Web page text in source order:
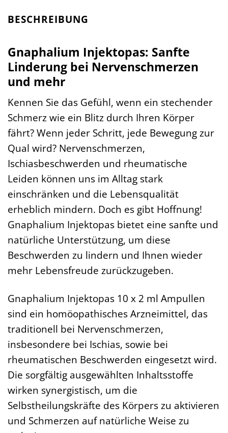
BESCHREIBUNG
Gnaphalium Injektopas: Sanfte
Linderung bei Nervenschmerzen
und mehr
Kennen Sie das Gefühl, wenn ein stechender
Schmerz wie ein Blitz durch Ihren Körper
fährt? Wenn jeder Schritt, jede Bewegung zur
Qual wird? Nervenschmerzen,
Ischiasbeschwerden und rheumatische
Leiden können uns im Alltag stark
einschränken und die Lebensqualität
erheblich mindern. Doch es gibt Hoffnung!
Gnaphalium Injektopas bietet eine sanfte und
natürliche Unterstützung, um diese
Beschwerden zu lindern und Ihnen wieder
mehr Lebensfreude zurückzugeben.
Gnaphalium Injektopas 10 x 2 ml Ampullen
sind ein homöopathisches Arzneimittel, das
traditionell bei Nervenschmerzen,
insbesondere bei Ischias, sowie bei
rheumatischen Beschwerden eingesetzt wird.
Die sorgfältig ausgewählten Inhaltsstoffe
wirken synergistisch, um die
Selbstheilungskräfte des Körpers zu aktivieren
und Schmerzen auf natürliche Weise zu